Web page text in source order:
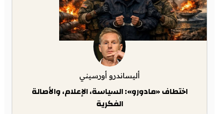
أليساندرو أورسيني
اختطاف «مادورو»: السياسة، الإعلام، والأصالة
الفكرية